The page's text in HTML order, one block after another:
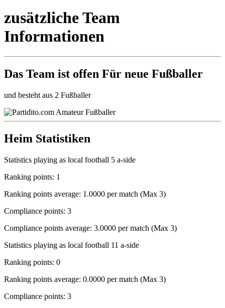
zusätzliche Team
Informationen
Das Team ist offen Für neue Fußballer
und besteht aus 2 Fußballer
Heim Statistiken
Statistics playing as local football 5 a-side
Ranking points: 1
Ranking points average: 1.0000 per match (Max 3)
Compliance points: 3
Compliance points average: 3.0000 per match (Max 3)
Statistics playing as local football 11 a-side
Ranking points: 0
Ranking points average: 0.0000 per match (Max 3)
Compliance points: 3